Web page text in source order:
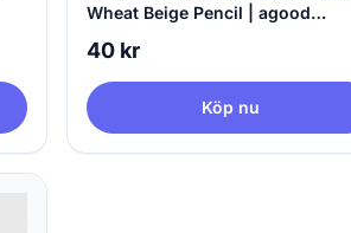
Wheat Beige Pencil | agood
40 kr
Köp nu